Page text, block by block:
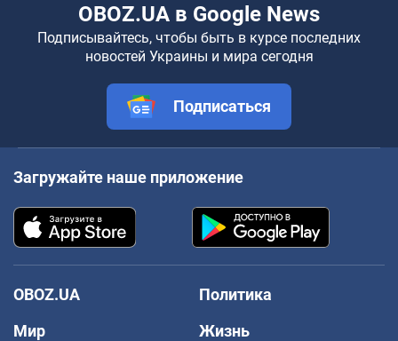
OBOZ.UA в Google News
Подписывайтесь, чтобы быть в курсе последних
новостей Украины и мира сегодня
Подписаться
Загружайте наше приложение
OBOZ.UA
Политика
Мир
Жизнь